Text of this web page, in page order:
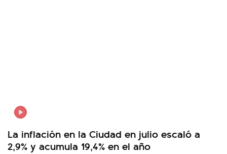
La inflación en la Ciudad en julio escaló a
2,9% y acumula 19,4% en el año